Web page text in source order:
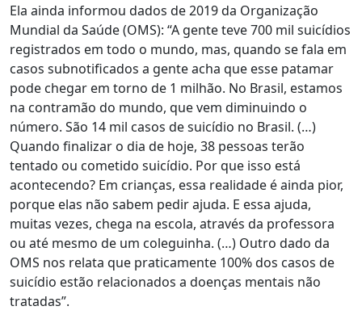
Ela ainda informou dados de 2019 da Organização
Mundial da Saúde (OMS): “A gente teve 700 mil suicídios
registrados em todo o mundo, mas, quando se fala em
casos subnotificados a gente acha que esse patamar
pode chegar em torno de 1 milhão. No Brasil, estamos
na contramão do mundo, que vem diminuindo o
número. São 14 mil casos de suicídio no Brasil. (…)
Quando finalizar o dia de hoje, 38 pessoas terão
tentado ou cometido suicídio. Por que isso está
acontecendo? Em crianças, essa realidade é ainda pior,
porque elas não sabem pedir ajuda. E essa ajuda,
muitas vezes, chega na escola, através da professora
ou até mesmo de um coleguinha. (…) Outro dado da
OMS nos relata que praticamente 100% dos casos de
suicídio estão relacionados a doenças mentais não
tratadas”.